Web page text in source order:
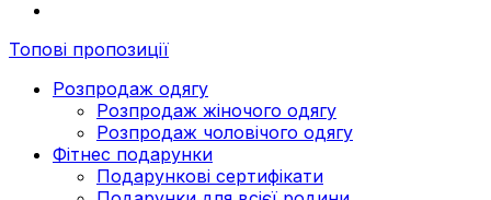
Топові пропозиції
Розпродаж одягу
Розпродаж жіночого одягу
Розпродаж чоловічого одягу
Фітнес подарунки
Подарункові сертифікати